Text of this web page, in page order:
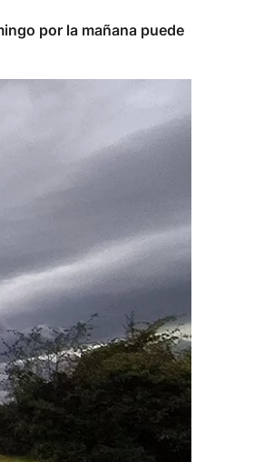
por la mañana puede